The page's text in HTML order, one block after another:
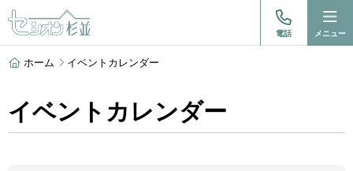
電話 メニュー
ホーム イベントカレンダー
イベントカレンダー